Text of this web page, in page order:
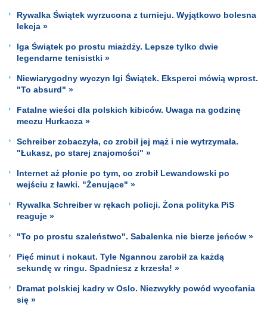
Rywalka Świątek wyrzucona z turnieju. Wyjątkowo bolesna
lekcja »
Iga Świątek po prostu miażdży. Lepsze tylko dwie
legendarne tenisistki »
Niewiarygodny wyczyn Igi Świątek. Eksperci mówią wprost.
"To absurd" »
Fatalne wieści dla polskich kibiców. Uwaga na godzinę
meczu Hurkacza »
Schreiber zobaczyła, co zrobił jej mąż i nie wytrzymała.
"Łukasz, po starej znajomości" »
Internet aż płonie po tym, co zrobił Lewandowski po
wejściu z ławki. "Żenujące" »
Rywalka Schreiber w rękach policji. Żona polityka PiS
reaguje »
"To po prostu szaleństwo". Sabalenka nie bierze jeńców »
Pięć minut i nokaut. Tyle Ngannou zarobił za każdą
sekundę w ringu. Spadniesz z krzesła! »
Dramat polskiej kadry w Oslo. Niezwykły powód wycofania
się »